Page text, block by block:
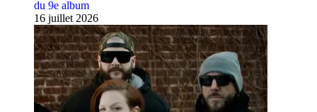
du 9e album
16 juillet 2026